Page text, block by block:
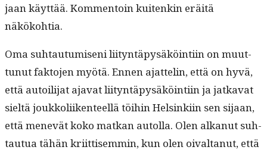
jaan käyt­tää. Kom­men­toin kuitenkin eräitä
näkökohtia.
Oma suh­tau­tu­miseni liityn­täpysäköin­ti­in on muut­
tunut fak­to­jen myötä. Ennen ajat­telin, että on hyvä,
että autoil­i­jat aja­vat liityn­täpysäköin­ti­in ja jatka­vat
sieltä joukkoli­iken­teel­lä töi­hin Helsinki­in sen sijaan,
että menevät koko matkan autol­la. Olen alka­nut suh­
tau­tua tähän kri­it­tisem­min, kun olen oival­tanut, että